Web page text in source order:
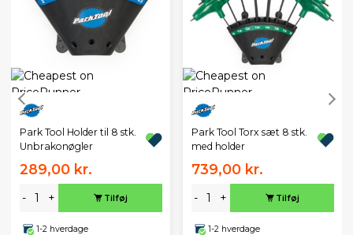
Park Tool Holder til 8 stk.
Unbrakonøgler
289,00 kr.
- + Tilføj
1-2 hverdage
Park Tool Torx sæt 8 stk.
med holder
739,00 kr.
- + Tilføj
1-2 hverdage